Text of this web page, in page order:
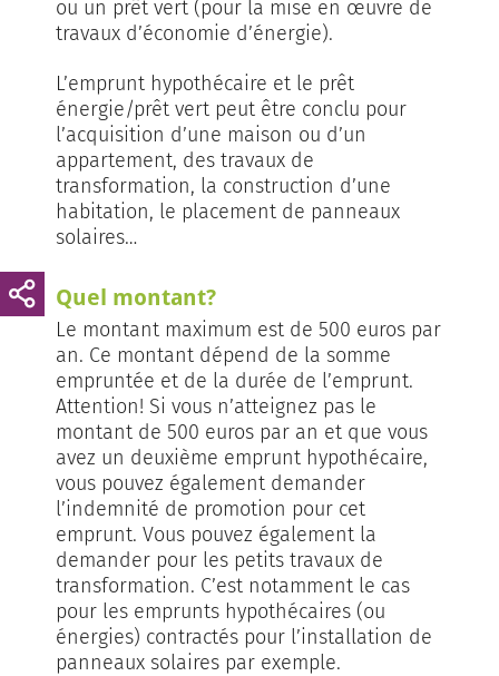
ou un prêt vert (pour la mise en œuvre de
travaux d’économie d’énergie).
L’emprunt hypothécaire et le prêt
énergie/prêt vert peut être conclu pour
l’acquisition d’une maison ou d’un
appartement, des travaux de
transformation, la construction d’une
habitation, le placement de panneaux
solaires…
Quel montant?
Le montant maximum est de 500 euros par
an. Ce montant dépend de la somme
empruntée et de la durée de l’emprunt.
Attention! Si vous n’atteignez pas le
montant de 500 euros par an et que vous
avez un deuxième emprunt hypothécaire,
vous pouvez également demander
l’indemnité de promotion pour cet
emprunt. Vous pouvez également la
demander pour les petits travaux de
transformation. C’est notamment le cas
pour les emprunts hypothécaires (ou
énergies) contractés pour l’installation de
panneaux solaires par exemple.